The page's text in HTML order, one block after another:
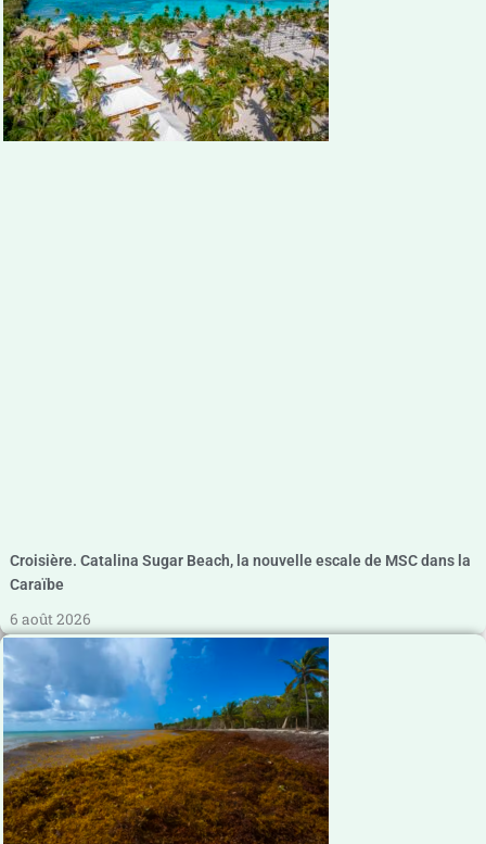
Croisière. Catalina Sugar Beach, la nouvelle escale de MSC dans la
Caraïbe
6 août 2026